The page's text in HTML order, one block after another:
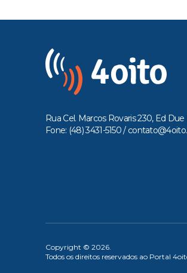
Rua Cel. Marcos Rovaris 230, Ed Due
Fone: (48) 3431-5150 /
Copyright © 2026.
Todos os direitos reservados ao Portal